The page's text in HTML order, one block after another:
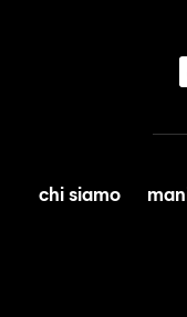
chi siamo